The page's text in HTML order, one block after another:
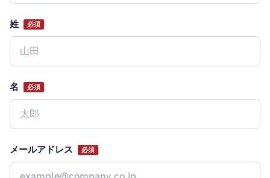
姓 必須
名 必須
メールアドレス 必須